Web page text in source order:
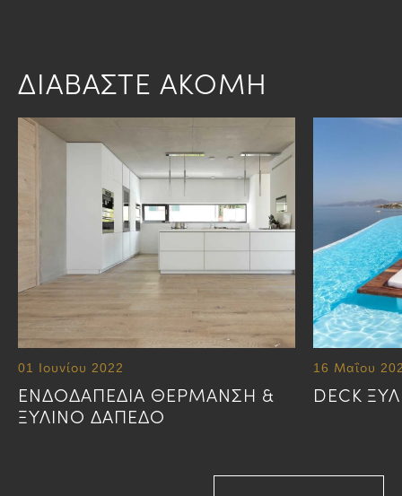
ΔΙΑΒΑΣΤΕ ΑΚΟΜΗ
01 Ιουνίου 2022
ΕΝΔΟΔΑΠΕΔΙΑ ΘΕΡΜΑΝΣΗ &
ΞΥΛΙΝΟ ΔΑΠΕΔΟ
16 Μαΐου
DECK